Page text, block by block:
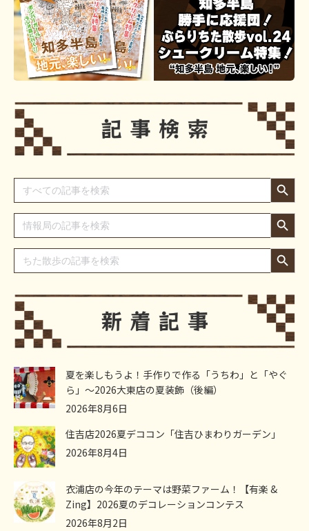
Search
for:
Search Button
Search
for:
Search Button
Search
for:
Search Button
夏を楽しもうよ！手作りで作る「うちわ」と「やぐ
ら」～2026大東店の夏装飾（後編）
2026年8月6日
住吉店2026夏デココン「住吉ひまわりガーデン」
2026年8月4日
衣浦店の今年のテーマは野菜ファーム！【有楽 &
Zing】2026夏のデコレーションコンテス
2026年8月2日